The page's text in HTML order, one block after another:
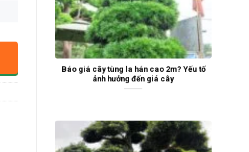
Báo giá cây tùng la hán cao 2m? Yếu tố
ảnh hưởng đến giá cây